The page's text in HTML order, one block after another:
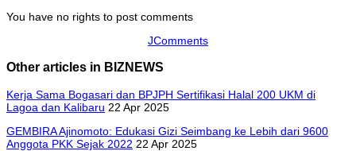
You have no rights to post comments
JComments
Other articles in BIZNEWS
Kerja Sama Bogasari dan BPJPH Sertifikasi Halal 200 UKM di
Lagoa dan Kalibaru 22 Apr 2025
GEMBIRA Ajinomoto: Edukasi Gizi Seimbang ke Lebih dari 9600
Anggota PKK Sejak 2022 22 Apr 2025